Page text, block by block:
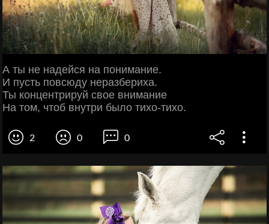
А ты не надейся на понимание.
И пусть повсюду неразбериха.
Ты концентрируй свое внимание
На том, чтоб внутри было тихо-тихо.
2 0 0